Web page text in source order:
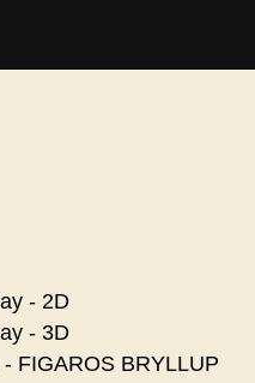
- 2D
- 3D
FIGAROS BRYLLUP